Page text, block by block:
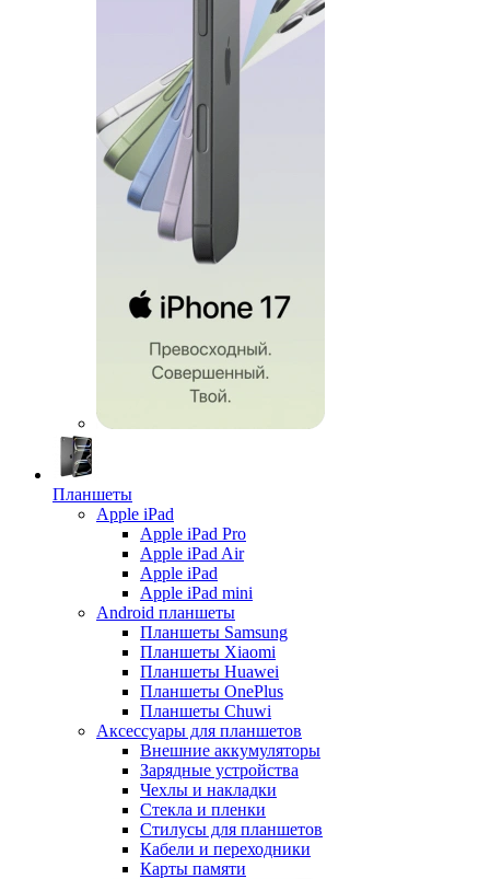
Планшеты
Apple iPad
Apple iPad Pro
Apple iPad Air
Apple iPad
Apple iPad mini
Android планшеты
Планшеты Samsung
Планшеты Xiaomi
Планшеты Huawei
Планшеты OnePlus
Планшеты Chuwi
Аксессуары для планшетов
Внешние аккумуляторы
Зарядные устройства
Чехлы и накладки
Стекла и пленки
Стилусы для планшетов
Кабели и переходники
Карты памяти